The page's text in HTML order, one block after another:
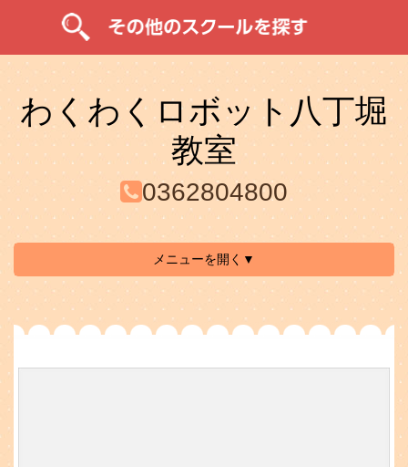
わくわくロボット八丁堀
教室
0362804800
メニューを開く▼